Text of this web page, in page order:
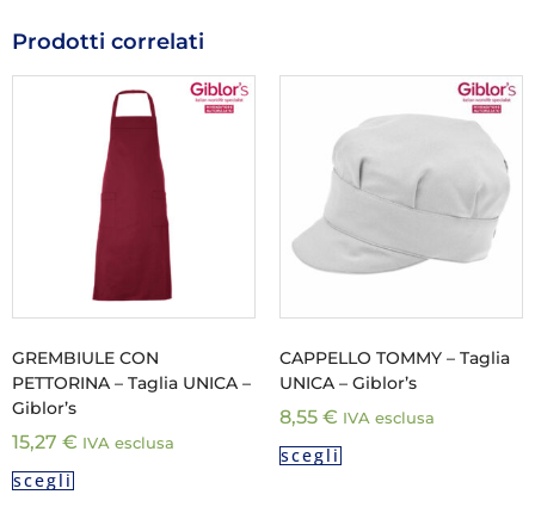
Prodotti correlati
GREMBIULE CON
PETTORINA – Taglia UNICA –
Giblor’s
15,27 € IVA esclusa
scegli
CAPPELLO TOMMY – Taglia
UNICA – Giblor’s
8,55 € IVA esclusa
scegli